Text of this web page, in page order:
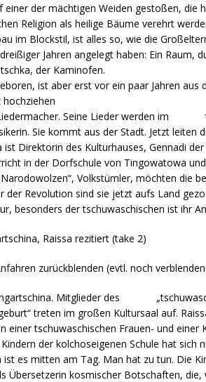
einer der mächtigen Weiden gestoßen, die
Religion als heilige Bäume verehrt
im Blockstil, ist alles so, wie die
Jahren angelegt haben: Ein Raum,
der Kaminofen.
ist aber erst vor ein paar Jahren aus
hochziehen
Liedermacher. Seine Lieder werden im
Sie kommt aus der Stadt. Jetzt leiten
Direktorin des Kulturhauses, Gennadi
in der Dorfschule von Tingowatowa
Volkstümler, möchten die
der Revolution sind sie jetzt aufs Land
besonders der tschuwaschischen ist ihr
Raissa rezitiert (take 2)
zurückblenden (evtl. noch
Mitglieder des
treten im großen Kultursaal auf.
einer tschuwaschischen Frauen- und einer
der kolchoseigenen Schule hat sich
es mitten am Tag. Man hat zu tun. Die
Übersetzerin kosmischer Botschaften,